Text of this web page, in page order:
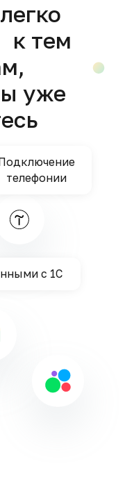
легко
к тем
уже
с 1С
телефонии